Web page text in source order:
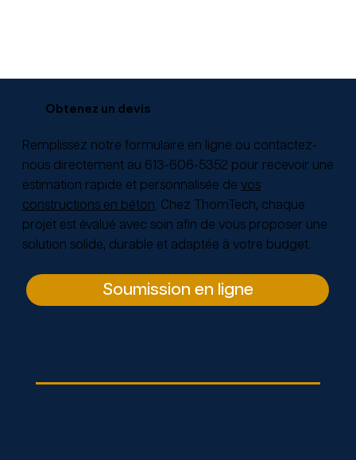
Obtenez un devis
Remplissez notre formulaire en ligne ou contactez-
nous directement au 613-606-5352 pour recevoir une
estimation rapide et personnalisée devos
constructions en béton. Chez ThomTech, chaque
projet est évalué avec soin afin de vous proposer une
solution solide, durable et adaptée à votre budget.
Soumission en ligne